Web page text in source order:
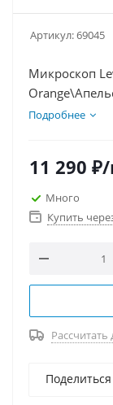
Артикул:69045
Микроскоп
Подробнее
11 290 ₽
Много
Купить
Рассчитать
Поделиться